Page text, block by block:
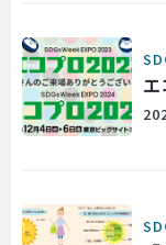
エ